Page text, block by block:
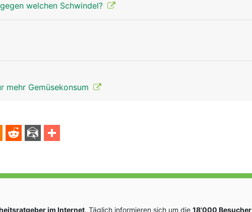
welchen Schwindel?
mehr Gemüsekonsum
im Internet. Täglich informieren sich um die 18'000 Besucher